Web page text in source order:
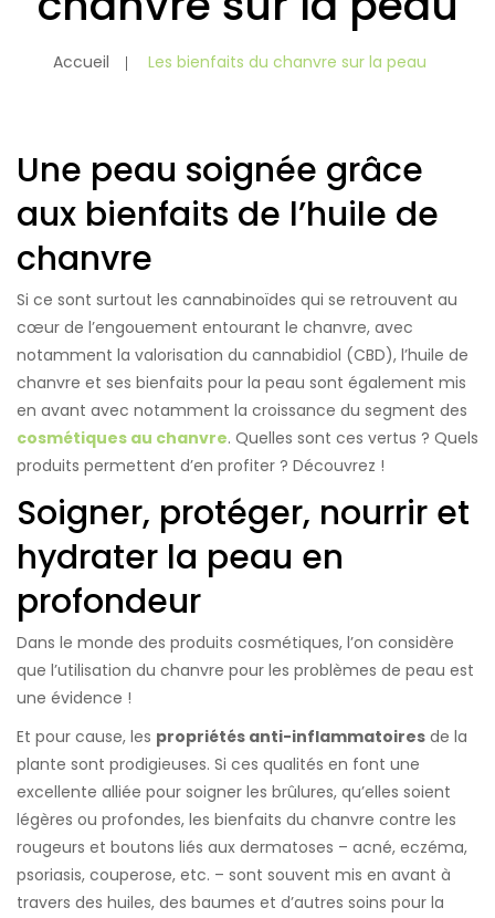
Nos Valeurs et Nos Engagements
Nos partenaires distributeurs
Les bienfaits du chanvre dans l’alimentation
Les bienfaits du chanvre en cosmétique
BOUTIQUE
L’Epicerie Fine
Loisirs Maison et Jardin
A PROPOSDU CHANVRE
Travail du sol en sans labour
La Récolte du chanvre
Accueil Les bienfaits du chanvre sur la peau
Une peau soignée grâce
aux bienfaits de l’huile de
chanvre
Si ce sont surtout les cannabinoïdes qui se retrouvent au
cœur de l’engouement entourant le chanvre, avec
notamment la valorisation du cannabidiol (CBD), l’huile de
chanvre et ses bienfaits pour la peau sont également mis
en avant avec notamment la croissance du segment des
cosmétiques au chanvre. Quelles sont ces vertus ? Quels
produits permettent d’en profiter ? Découvrez !
Soigner, protéger, nourrir et
hydrater la peau en
profondeur
Dans le monde des produits cosmétiques, l’on considère
que l’utilisation du chanvre pour les problèmes de peau est
une évidence !
Et pour cause, les propriétés anti-inflammatoires de la
plante sont prodigieuses. Si ces qualités en font une
excellente alliée pour soigner les brûlures, qu’elles soient
légères ou profondes, les bienfaits du chanvre contre les
rougeurs et boutons liés aux dermatoses – acné, eczéma,
psoriasis, couperose, etc. – sont souvent mis en avant à
travers des huiles, des baumes et d’autres soins pour la